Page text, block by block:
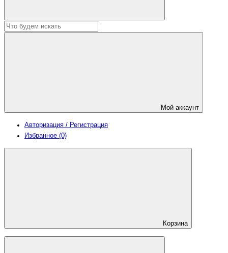
Мой аккаунт
Авторизация / Регистрация
Избранное (0)
Корзина